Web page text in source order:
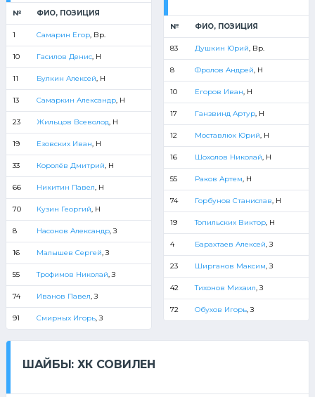
№ ФИО, ПОЗИЦИЯ
1 Самарин Егор, Вр.
10 Гасилов Денис, Н
11 Булкин Алексей, Н
13 Самаркин Александр, Н
23 Жильцов Всеволод, Н
19 Езовских Иван, Н
33 Королёв Дмитрий, Н
66 Никитин Павел, Н
70 Кузин Георгий, Н
8 Насонов Александр, З
16 Малышев Сергей, З
55 Трофимов Николай, З
74 Иванов Павел, З
91 Смирных Игорь, З
№ ФИО, ПОЗИЦИЯ
83 Душкин Юрий, Вр.
8 Фролов Андрей, Н
10 Егоров Иван, Н
17 Ганзвинд Артур, Н
12 Моставлюк Юрий, Н
16 Шохолов Николай, Н
55 Раков Артем, Н
74 Горбунов Станислав, Н
19 Топильских Виктор, Н
4 Барахтаев Алексей, З
23 Ширганов Максим, З
42 Тихонов Михаил, З
72 Обухов Игорь, З
ШАЙБЫ: ХК СОВИЛЕН